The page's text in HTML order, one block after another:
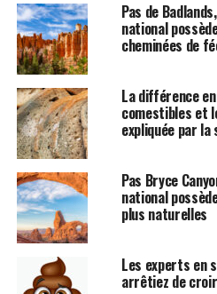
Pas de
national
cheminées de
La différence
comestibles et
expliquée par la
Pas Bryce
national
plus naturelles
Les experts en
arrêtiez de